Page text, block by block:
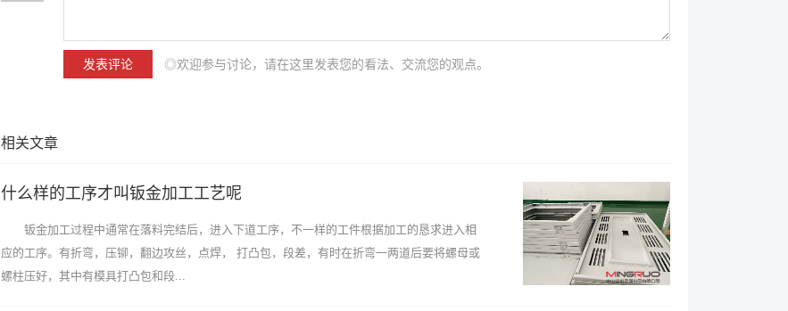
◎欢迎参与讨论，请在这里发表您的看法、交流您的观点。
相关文章
什么样的工序才叫钣金加工工艺呢
钣金加工过程中通常在落料完结后，进入下道工序，不一样的工件根据加工的恳求进入相
应的工序。有折弯，压铆，翻边攻丝，点焊， 打凸包，段差，有时在折弯一两道后要将螺母或
螺柱压好，其中有模具打凸包和段...